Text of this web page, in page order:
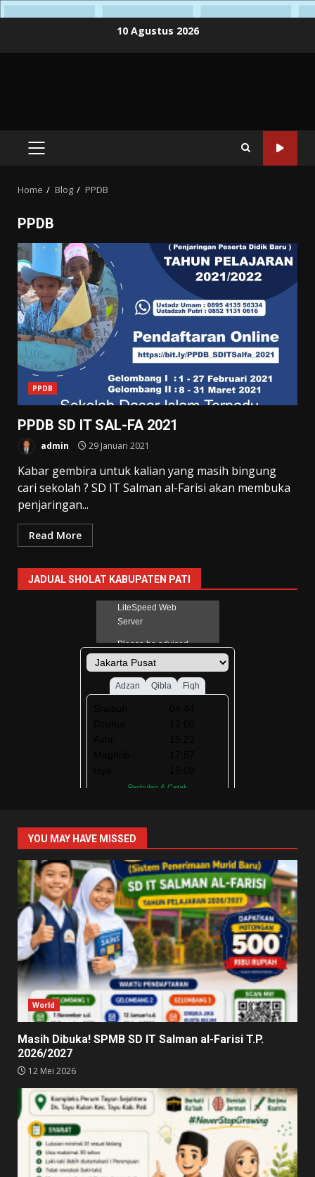
10 Agustus 2026
PRIMARY
Home Blog PPDB
PPDB
PPDB
PPDB SD IT SAL-FA 2021
admin 29 Januari 2021
Kabar gembira untuk kalian yang masih bingung
cari sekolah ? SD IT Salman al-Farisi akan membuka
penjaringan...
Read More
JADUAL SHOLAT KABUPATEN PATI
YOU MAY HAVE MISSED
World
Masih Dibuka! SPMB SD IT Salman al-Farisi T.P.
2026/2027
12 Mei 2026